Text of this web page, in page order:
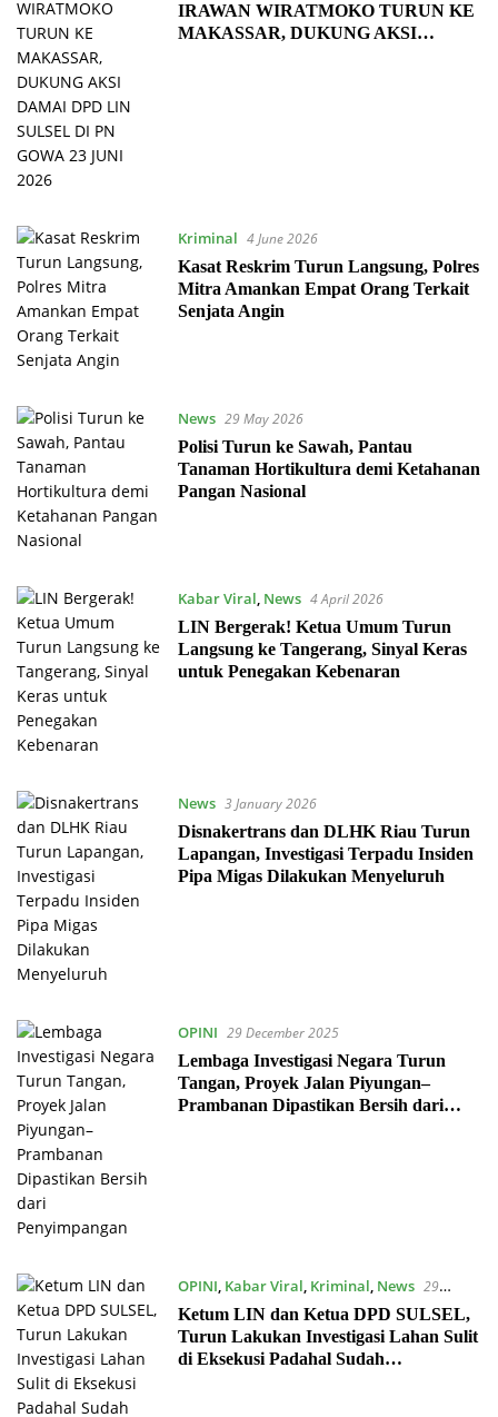
IRAWAN WIRATMOKO TURUN KE
MAKASSAR, DUKUNG AKSI
Kriminal 4 June 2026
Kasat Reskrim Turun Langsung, Polres
Mitra Amankan Empat Orang Terkait
Senjata Angin
News 29 May 2026
Polisi Turun ke Sawah, Pantau
Tanaman Hortikultura demi Ketahanan
Pangan Nasional
Kabar Viral, News 4 April 2026
LIN Bergerak! Ketua Umum Turun
Langsung ke Tangerang, Sinyal Keras
untuk Penegakan Kebenaran
News 3 January 2026
Disnakertrans dan DLHK Riau Turun
Lapangan, Investigasi Terpadu Insiden
Pipa Migas Dilakukan Menyeluruh
OPINI 29 December 2025
Lembaga Investigasi Negara Turun
Tangan, Proyek Jalan Piyungan–
Prambanan Dipastikan Bersih dari
OPINI, Kabar Viral, Kriminal, News 29
November 2025
Ketum LIN dan Ketua DPD SULSEL,
Turun Lakukan Investigasi Lahan Sulit
di Eksekusi Padahal Sudah